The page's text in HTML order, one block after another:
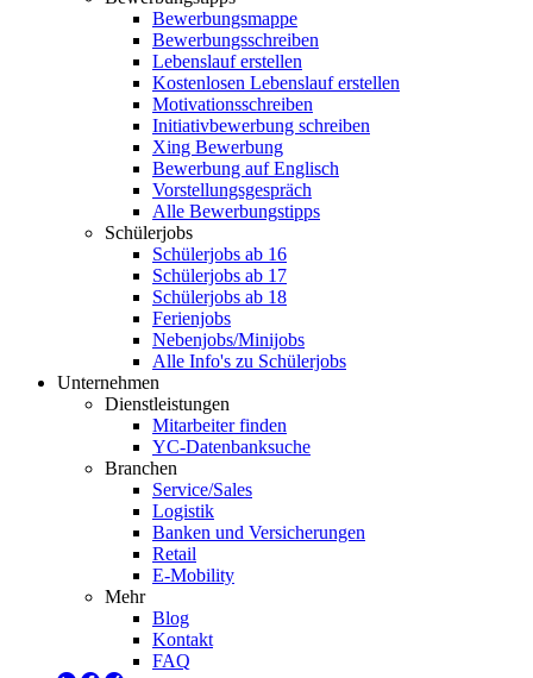
Bewerbungsmappe
Bewerbungsschreiben
Lebenslauf erstellen
Kostenlosen Lebenslauf erstellen
Motivationsschreiben
Initiativbewerbung schreiben
Xing Bewerbung
Bewerbung auf Englisch
Vorstellungsgespräch
Alle Bewerbungstipps
Schülerjobs
Schülerjobs ab 16
Schülerjobs ab 17
Schülerjobs ab 18
Ferienjobs
Nebenjobs/Minijobs
Alle Info's zu Schülerjobs
Unternehmen
Dienstleistungen
Mitarbeiter finden
YC-Datenbanksuche
Branchen
Service/Sales
Logistik
Banken und Versicherungen
Retail
E-Mobility
Mehr
Blog
Kontakt
FAQ